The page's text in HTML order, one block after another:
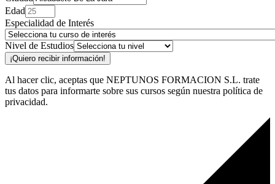
Edad
Especialidad de Interés
Nivel de Estudios
¡Quiero recibir información!
Al hacer clic, aceptas que NEPTUNOS FORMACION S.L. trate
tus datos para informarte sobre sus cursos según nuestra política de
privacidad.